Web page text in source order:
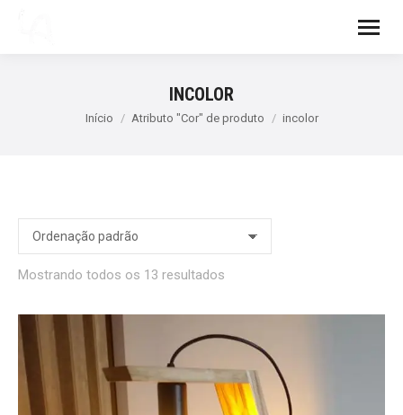
INCOLOR
Você está aqui:
Início Atributo "Cor" de produto incolor
Mostrando todos os 13 resultados